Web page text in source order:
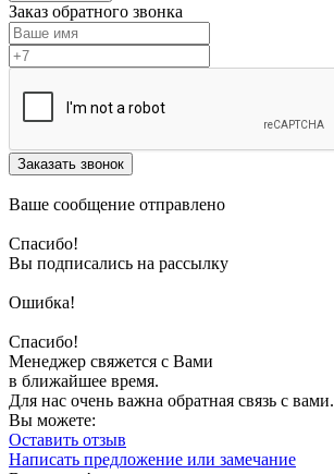
Заказ обратного звонка
Заказать звонок
Ваше сообщение отправлено
Спасибо!
Вы подписались на рассылку
Ошибка!
Спасибо!
Менеджер свяжется с Вами
в ближайшее время.
Для нас очень важна обратная связь с вами.
Вы можете:
Оставить отзыв
Написать предложение или замечание